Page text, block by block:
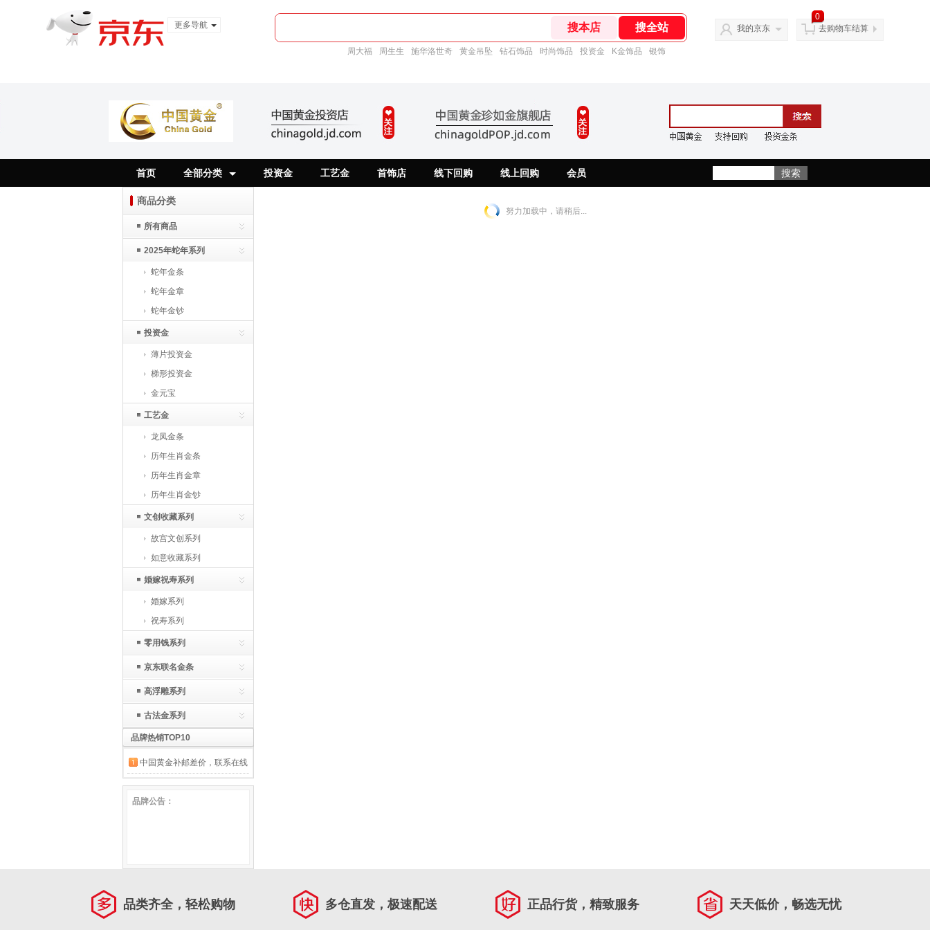
更多导航
周大福 周生生 施华洛世奇 黄金吊坠 钻石饰品 时尚饰品 投资金 K金饰品 银饰
我的京东
0
去购物车结算
首页 全部分类 投资金 工艺金 首饰店 线下回购 线上回购 会员
商品分类
所有商品
2025年蛇年系列
蛇年金条
蛇年金章
蛇年金钞
投资金
薄片投资金
梯形投资金
金元宝
工艺金
龙凤金条
历年生肖金条
历年生肖金章
历年生肖金钞
文创收藏系列
故宫文创系列
如意收藏系列
婚嫁祝寿系列
婚嫁系列
祝寿系列
零用钱系列
京东联名金条
高浮雕系列
古法金系列
品牌热销TOP10
中国黄金补邮差价，联系在线
客服，请勿随意拍下 不发货
品牌公告：
努力加载中，请稍后...
品类齐全，轻松购物 多仓直发，极速配送 正品行货，精致服务 天天低价，畅选无忧